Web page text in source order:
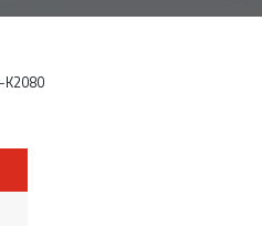
K2080